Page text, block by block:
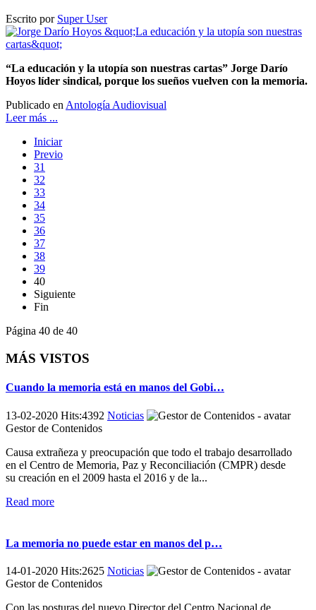
Escrito por Super User
“La educación y la utopía son nuestras cartas” Jorge Darío
Hoyos líder sindical, porque los sueños vuelven con la memoria.
Publicado enAntología Audiovisual
Leer más ...
Iniciar
Previo
31
32
33
34
35
36
37
38
39
40
Siguiente
Fin
Página 40 de 40
MÁS VISTOS
Cuando la memoria está en manos del Gobi…
13-02-2020 Hits:4392 Noticias
Gestor de Contenidos
Causa extrañeza y preocupación que todo el trabajo desarrollado
en el Centro de Memoria, Paz y Reconciliación (CMPR) desde
su creación en el 2009 hasta el 2016 y de la...
Read more
La memoria no puede estar en manos del p…
14-01-2020 Hits:2625 Noticias
Gestor de Contenidos